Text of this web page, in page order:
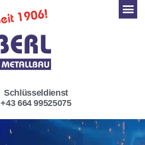
Schlüsseldienst
+43 664 99525075